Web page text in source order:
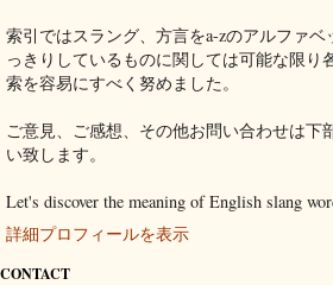
索引ではスラング、方言をa-zのアルファ
っきりしているものに関しては可能な限り
索を容易にすべく努めました。
ご意見、ご感想、その他お問い合わせは下
い致します。
Let's discover the meaning of English slang
詳細プロフィールを表示
CONTACT